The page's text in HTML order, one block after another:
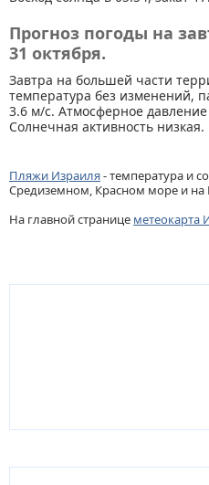
Прогноз погоды на
31 октября.
Завтра на большей части
температура без изменений,
3.6 м/с. Атмосферное
Солнечная активность низкая.
Пляжи Израиля- температура и
Средиземном, Красном море и на
На главной странице метеокарта